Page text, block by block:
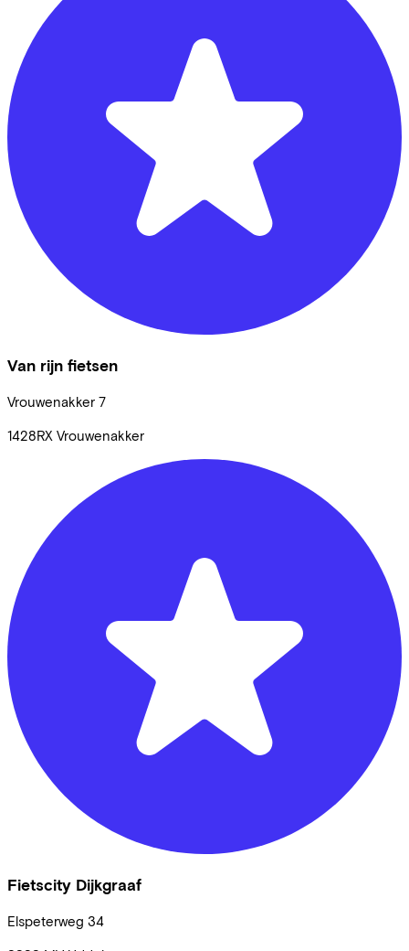
Van rijn fietsen
Vrouwenakker 7
1428RX Vrouwenakker
Fietscity Dijkgraaf
Elspeterweg 34